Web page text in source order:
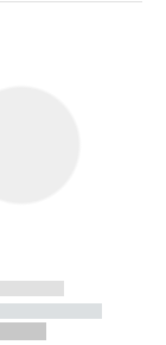
-----------